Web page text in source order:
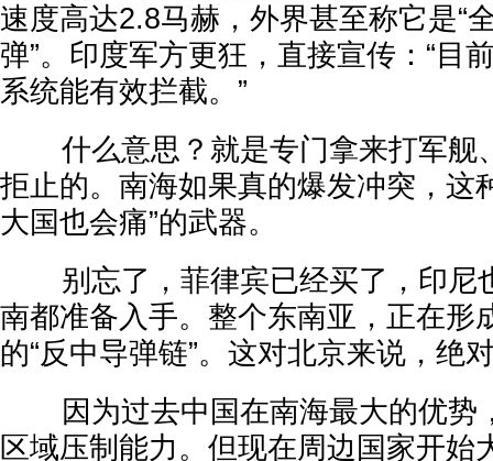
速度高达2.8马赫，外界甚至称它是“
弹”。印度军方更狂，直接宣传：“目
系统能有效拦截。”
什么意思？就是专门拿来打军舰
拒止的。南海如果真的爆发冲突，这
大国也会痛”的武器。
别忘了，菲律宾已经买了，印尼
南都准备入手。整个东南亚，正在形
的“反中导弹链”。这对北京来说，绝
因为过去中国在南海最大的优势
区域压制能力。但现在周边国家开始